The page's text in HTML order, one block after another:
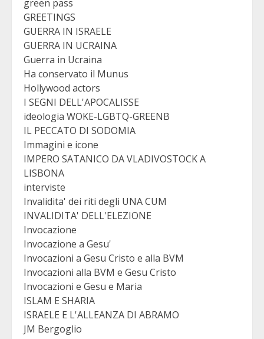
green pass
GREETINGS
GUERRA IN ISRAELE
GUERRA IN UCRAINA
Guerra in Ucraina
Ha conservato il Munus
Hollywood actors
I SEGNI DELL'APOCALISSE
ideologia WOKE-LGBTQ-GREENB
IL PECCATO DI SODOMIA
Immagini e icone
IMPERO SATANICO DA VLADIVOSTOCK A
LISBONA
interviste
Invalidita' dei riti degli UNA CUM
INVALIDITA' DELL'ELEZIONE
Invocazione
Invocazione a Gesu'
Invocazioni a Gesu Cristo e alla BVM
Invocazioni alla BVM e Gesu Cristo
Invocazioni e Gesu e Maria
ISLAM E SHARIA
ISRAELE E L'ALLEANZA DI ABRAMO
JM Bergoglio